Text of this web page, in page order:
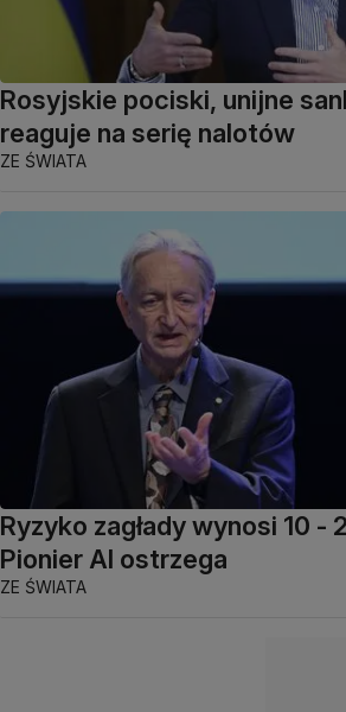
Rosyjskie pociski, unijne
reaguje na serię nalotów
ZE ŚWIATA
Ryzyko zagłady wynosi 10 -
Pionier AI ostrzega
ZE ŚWIATA